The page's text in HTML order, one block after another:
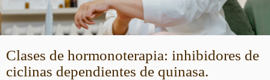
Clases de hormonoterapia: inhibidores de
ciclinas dependientes de quinasa.